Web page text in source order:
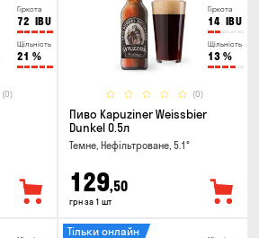
Гіркота
72 IBU
Щільність
21 %
(0)
Гіркота
14 IBU
Щільність
13 %
(0)
Пиво Kapuziner Weissbier
Dunkel 0.5л
Темне, Нефільтроване, 5.1°
129,50
грн за 1 шт
Тільки онлайн